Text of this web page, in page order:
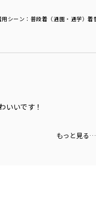
用シーン ：普段着（通園・通学）着
いいです！
もっと見る…
ハーフパンツ